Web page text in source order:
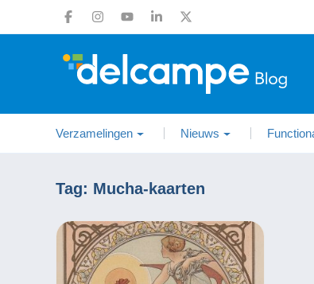
Verzamelingen Nieuws
Tag: Mucha-kaarten